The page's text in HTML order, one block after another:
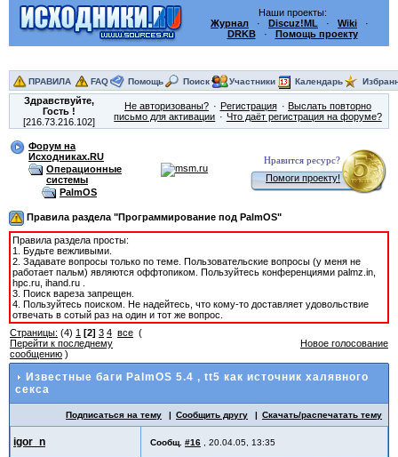
Наши проекты:
Журнал · Discuz!ML · Wiki ·
DRKB· Помощь проекту
ПРАВИЛА FAQ Помощь Поиск Участники Календарь
Здравствуйте,
Гость!
[216.73.216.102]
Не авторизованы? Регистрация
Выслать повторно
письмо для активации
Что даёт регистрация на форуме?
Форум на
Исходниках.RU
Операционные
системы
PalmOS
Нравится ресурс?
Помоги проекту!
Правила раздела "Программирование под PalmOS"
Правила раздела просты:
1. Будьте вежливыми.
2. Задавате вопросы только по теме. Пользовательские вопросы (у меня не
работает пальм) являются оффтопиком. Пользуйтесь конференциями palmz.in,
hpc.ru, ihand.ru .
3. Поиск вареза запрещен.
4. Пользуйтесь поиском. Не надейтесь, что кому-то доставляет удовольствие
отвечать в сотый раз на один и тот же вопрос.
Страницы: (4) 1 [2] 3 4 все (
Перейти к последнему
сообщению )
Новое голосование
Известные баги PalmOS 5.4 , tt5 как источник халявного
секса
Подписаться на тему Сообщить другу Скачать/распечатать тему
igor_n Сообщ. #16 20.04.05, 13:35